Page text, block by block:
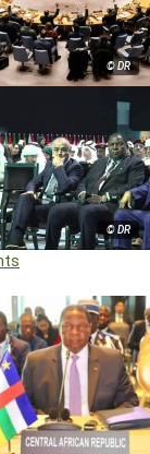
© DR
© DR